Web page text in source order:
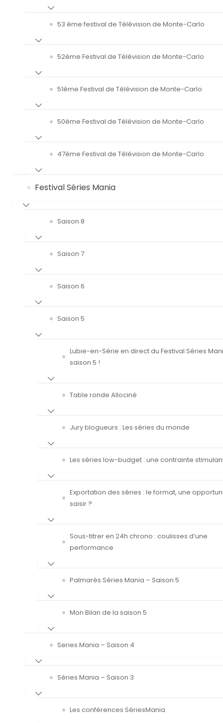
53 ème festival de Télévision de Monte-Carlo
52ème Festival de Télévision de Monte-Carlo
51ème Festival de Télévision de Monte-Carlo
50ème Festival de Télévision de Monte-Carlo
47ème Festival de Télévision de Monte-Carlo
Festival Séries Mania
Saison 8
Saison 7
Saison 6
Saison 5
Lubie-en-Série en direct du Festival Séries
saison 5 !
Table ronde Allociné
Jury blogueurs : Les séries du monde
Les séries low-budget : une contrainte
Exportation des séries : le format, une
saisir ?
Sous-titrer en 24h chrono : coulisses d’une
performance
Palmarès Séries Mania – Saison 5
Mon Bilan de la saison 5
Series Mania – Saison 4
Séries Mania – Saison 3
Les conférences SériesMania